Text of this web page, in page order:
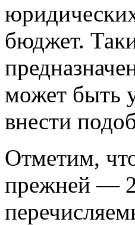
бюджет.
может быть
внести
Отметим,
прежней —